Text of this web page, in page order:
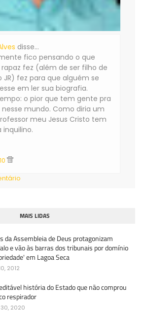
disse…
fico pensando o que
rapaz fez (além de ser filho de
JR) fez para que alguém se
em ler sua biografia.
o pior que tem gente pra
mundo. Como diria um
meu Jesus Cristo tem
inquilino.
MAIS LIDAS
da Assembleia de Deus protagonizam
e vão às barras dos tribunais por domínio
em Lagoa Seca
2012
história do Estado que não comprou
respirador
2020